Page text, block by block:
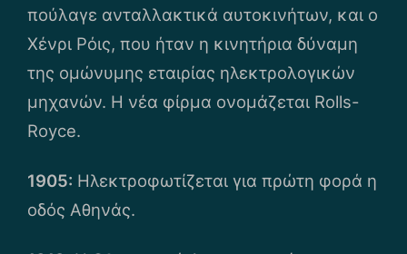
πούλαγε ανταλλακτικά αυτοκινήτων, και ο
Χένρι Ρόις, που ήταν η κινητήρια δύναμη
της ομώνυμης εταιρίας ηλεκτρολογικών
μηχανών. Η νέα φίρμα ονομάζεται Rolls-
Royce.
1905: Ηλεκτροφωτίζεται για πρώτη φορά η
οδός Αθηνάς.